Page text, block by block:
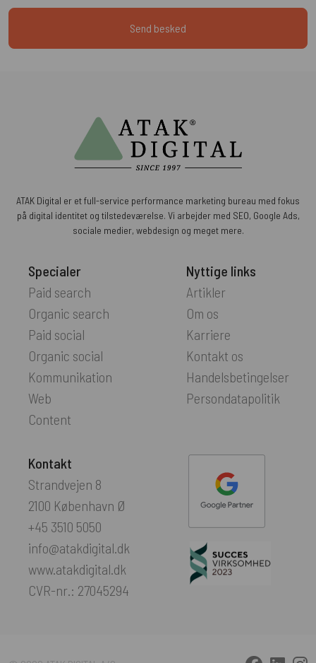
ATAK Digital er et full-service performance marketing bureau med fokus
på digital identitet og tilstedeværelse. Vi arbejder med SEO, Google Ads,
sociale medier, webdesign og meget mere.
Kontakt
Strandvejen 8
2100 København Ø
+45 3510 5050
info@atakdigital.dk
www.atakdigital.dk
CVR-nr.: 27045294
Specialer
Paid search
Organic search
Paid social
Organic social
Kommunikation
Web
Content
Nyttige links
Artikler
Om os
Karriere
Kontakt os
Handelsbetingelser
Persondatapolitik